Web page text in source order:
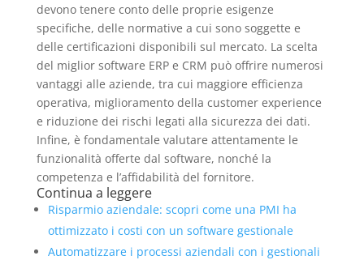
devono tenere conto delle proprie esigenze
specifiche, delle normative a cui sono soggette e
delle certificazioni disponibili sul mercato. La scelta
del miglior software ERP e CRM può offrire numerosi
vantaggi alle aziende, tra cui maggiore efficienza
operativa, miglioramento della customer experience
e riduzione dei rischi legati alla sicurezza dei dati.
Infine, è fondamentale valutare attentamente le
funzionalità offerte dal software, nonché la
competenza e l’affidabilità del fornitore.
Continua a leggere
Risparmio aziendale: scopri come una PMI ha
ottimizzato i costi con un software gestionale
Automatizzare i processi aziendali con i gestionali